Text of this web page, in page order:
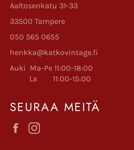
Aaltosenkatu 31-33
33500 Tampere
050 565 0655
henkka@katkovintage.fi
Auki Ma-Pe 11:00-18:00
La 11:00-15:00
SEURAA MEITÄ
Facebook